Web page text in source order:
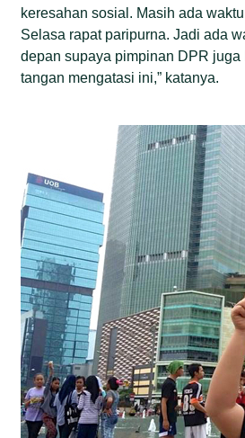
keresahan sosial. Masih ada
Selasa rapat paripurna. Jadi ada
depan supaya pimpinan DPR
tangan mengatasi ini,” katanya.